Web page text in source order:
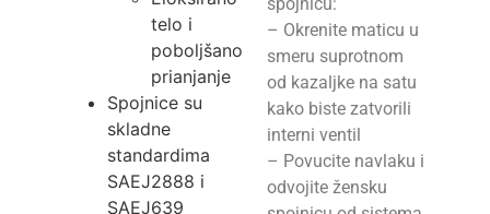
telo i
poboljšano
prianjanje
Spojnice su
skladne
standardima
SAEJ2888 i
SAEJ639
– Okrenite maticu u
smeru suprotnom
od kazaljke na satu
kako biste zatvorili
interni ventil
– Povucite navlaku i
odvojite žensku